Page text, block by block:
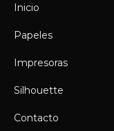
Inicio
Papeles
Impresoras
Silhouette
Contacto